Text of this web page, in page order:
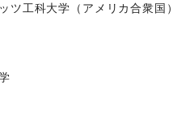
ツ工科大学（アメリカ合衆国）